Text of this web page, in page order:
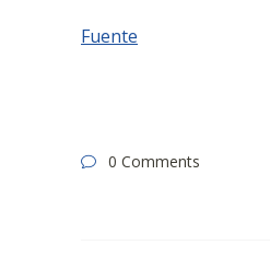
Fuente
0 Comments